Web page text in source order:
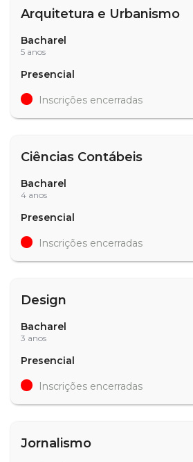
Arquitetura e Urbanismo
Bacharel
5 anos
Presencial
Inscrições encerradas
Ciências Contábeis
Bacharel
4 anos
Presencial
Inscrições encerradas
Design
Bacharel
3 anos
Presencial
Inscrições encerradas
Jornalismo